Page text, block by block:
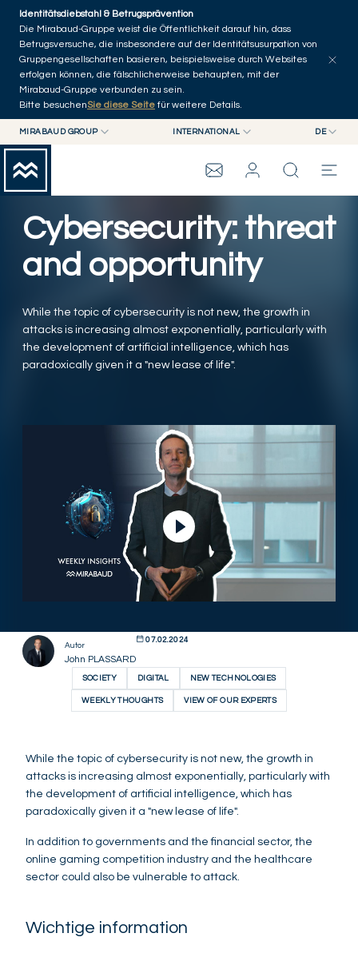
Skip to main content
Identitätsdiebstahl & Betrugsprävention
Die Mirabaud-Gruppe weist die Öffentlichkeit darauf hin, dass
Betrugsversuche, die insbesondere auf der Identitätsusurpation von
Gruppengesellschaften basieren, beispielsweise durch Websites
erfolgen können, die fälschlicherweise behaupten, mit der
Mirabaud-Gruppe verbunden zu sein.
Bitte besuchenSie diese Seite für weitere Details.
MIRABAUD GROUP
MIRABAUD ASSET MANAGEMENT
MIRABAUD INVESTMENTS
INTERNATIONAL
SCHWEIZ
DE
FR
DE
MIRABAUD-GRUPPE
THE VIEW
CONTEMPORARY ART
Startseite
Cybersecurity: threat
and opportunity
While the topic of cybersecurity is not new, the growth in
attacks is increasing almost exponentially, particularly with
the development of artificial intelligence, which has
paradoxically given it a "new lease of life".
Autor
John PLASSARD
07.02.2024
SOCIETY DIGITAL NEW TECHNOLOGIES
WEEKLY THOUGHTS VIEW OF OUR EXPERTS
While the topic of cybersecurity is not new, the growth in
attacks is increasing almost exponentially, particularly with
the development of artificial intelligence, which has
paradoxically given it a "new lease of life".
In addition to governments and the financial sector, the
online gaming competition industry and the healthcare
sector could also be vulnerable to attack.
Wichtige information